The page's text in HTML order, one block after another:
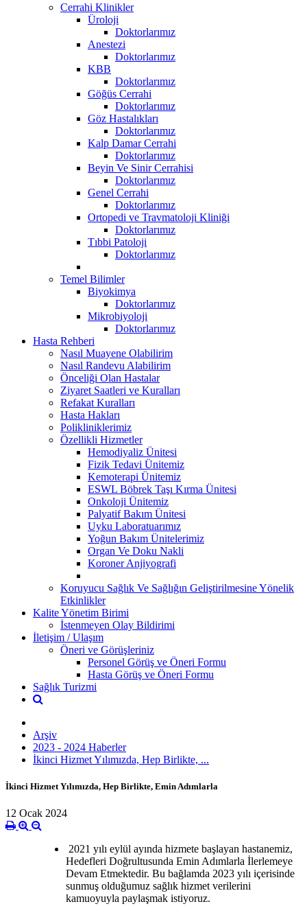
Cerrahi Klinikler
Üroloji
Doktorlarımız
Anestezi
Doktorlarımız
KBB
Doktorlarımız
Göğüs Cerrahi
Doktorlarımız
Göz Hastalıkları
Doktorlarımız
Kalp Damar Cerrahi
Doktorlarımız
Beyin Ve Sinir Cerrahisi
Doktorlarımız
Genel Cerrahi
Doktorlarımız
Ortopedi ve Travmatoloji Kliniği
Doktorlarımız
Tıbbi Patoloji
Doktorlarımız
Temel Bilimler
Biyokimya
Doktorlarımız
Mikrobiyoloji
Doktorlarımız
Hasta Rehberi
Nasıl Muayene Olabilirim
Nasıl Randevu Alabilirim
Önceliği Olan Hastalar
Ziyaret Saatleri ve Kuralları
Refakat Kuralları
Hasta Hakları
Polikliniklerimiz
Özellikli Hizmetler
Hemodiyaliz Ünitesi
Fizik Tedavi Ünitemiz
Kemoterapi Ünitemiz
ESWL Böbrek Taşı Kırma Ünitesi
Onkoloji Ünitemiz
Palyatif Bakım Ünitesi
Uyku Laboratuarımız
Yoğun Bakım Ünitelerimiz
Organ Ve Doku Nakli
Koroner Anjiyografi
Koruyucu Sağlık Ve Sağlığın Geliştirilmesine Yönelik
Etkinlikler
Kalite Yönetim Birimi
İstenmeyen Olay Bildirimi
İletişim / Ulaşım
Öneri ve Görüşleriniz
Personel Görüş ve Öneri Formu
Hasta Görüş ve Öneri Formu
Sağlık Turizmi
Arşiv
2023 - 2024 Haberler
İkinci Hizmet Yılımızda, Hep Birlikte, ...
İkinci Hizmet Yılımızda, Hep Birlikte, Emin Adımlarla
12 Ocak 2024
2021 yılı eylül ayında hizmete başlayan hastanemiz,
Hedefleri Doğrultusunda Emin Adımlarla İlerlemeye
Devam Etmektedir. Bu bağlamda 2023 yılı içerisinde
sunmuş olduğumuz sağlık hizmet verilerini
kamuoyuyla paylaşmak istiyoruz.